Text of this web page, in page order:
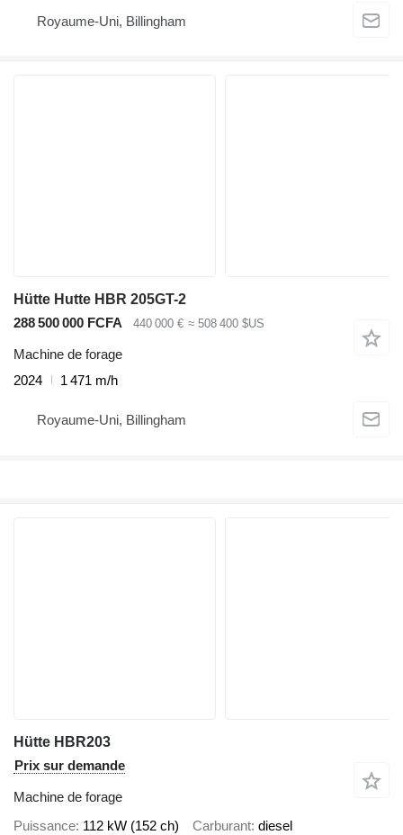
Royaume-Uni, Billingham
Hütte Hutte HBR 205GT-2
288 500 000 FCFA
440 000 € ≈ 508 400 $US
Machine de forage
2024
1 471 m/h
Royaume-Uni, Billingham
Hütte HBR203
Prix sur demande
Machine de forage
Puissance 112 kW (152 ch) Carburant diesel